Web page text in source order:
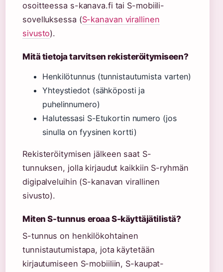
osoitteessa s-kanava.fi tai S-mobiili-
sovelluksessa (S-kanavan virallinen
sivusto).
Mitä tietoja tarvitsen rekisteröitymiseen?
Henkilötunnus (tunnistautumista varten)
Yhteystiedot (sähköposti ja
puhelinnumero)
Halutessasi S-Etukortin numero (jos
sinulla on fyysinen kortti)
Rekisteröitymisen jälkeen saat S-
tunnuksen, jolla kirjaudut kaikkiin S-ryhmän
digipalveluihin (S-kanavan virallinen
sivusto).
Miten S-tunnus eroaa S-käyttäjätilistä?
S-tunnus on henkilökohtainen
tunnistautumistapa, jota käytetään
kirjautumiseen S-mobiiliin, S-kaupat-